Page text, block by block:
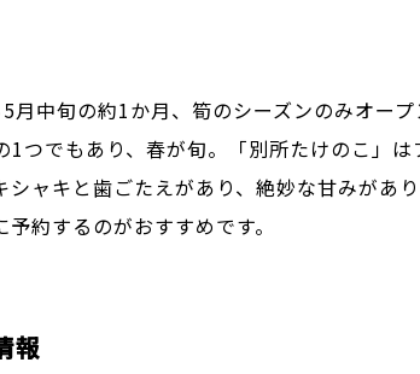
月中旬の約1か月、筍のシーズンのみオー
1つでもあり、春が旬。「別所たけのこ」
シャキと歯ごたえがあり、絶妙な甘みがあ
予約するのがおすすめです。
報